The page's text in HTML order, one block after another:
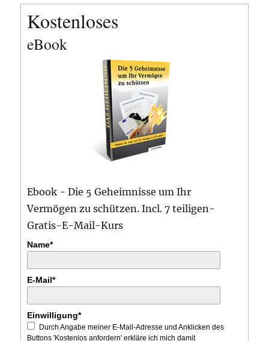
Kostenloses
eBook
Ebook - Die 5 Geheimnisse um Ihr
Vermögen zu schützen. Incl. 7 teiligen-
Gratis-E-Mail-Kurs
Name*
E-Mail*
Einwilligung*
Durch Angabe meiner E-Mail-Adresse und Anklicken des
Buttons 'Kostenlos anfordern' erkläre ich mich damit